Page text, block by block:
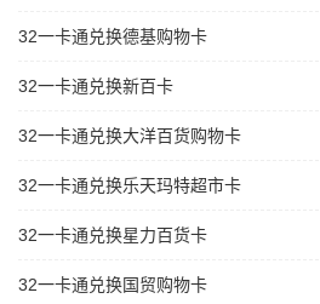
32一卡通兑换德基购物卡
32一卡通兑换新百卡
32一卡通兑换大洋百货购物卡
32一卡通兑换乐天玛特超市卡
32一卡通兑换星力百货卡
32一卡通兑换国贸购物卡